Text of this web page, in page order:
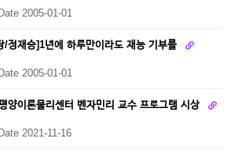
Date 2005-01-01
/정재승]1년에 하루만이라도 재능 기부를
Date 2005-01-01
양이론물리센터 벤자민리 교수 프로그램 시상
Date 2021-11-16